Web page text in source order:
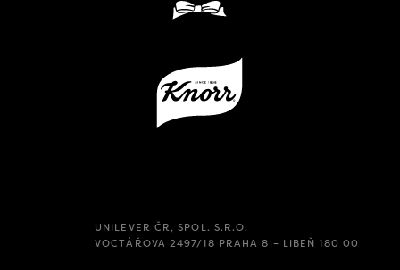
UNILEVER ČR, SPOL. S.R.O.
VOCTÁŘOVA 2497/18 PRAHA 8 – LIBEŇ 180 00